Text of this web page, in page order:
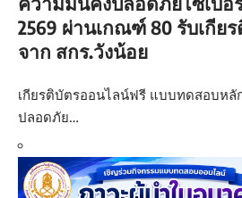
2569 ผ่านเกณฑ์ 80 รับเกีย
จาก สกร.วังน้อย
เกียรติบัตรออนไลน์ฟรี แบบทดสอบหลั
ปลอดภัย…